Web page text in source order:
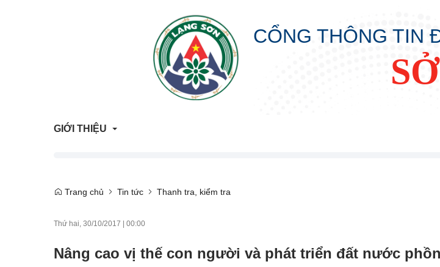
CỔNG THÔNG TIN
GIỚI THIỆU
Lịch sử hình thành
Trang chủ Tin tức Thanh tra, kiểm tra
Thứ hai, 30/10/2017 | 00:00
Nâng cao vị thế con người và phát triển đất nước